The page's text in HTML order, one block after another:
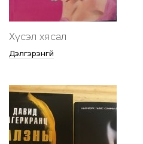
Хүсэл хясал
Дэлгэрэнгүй